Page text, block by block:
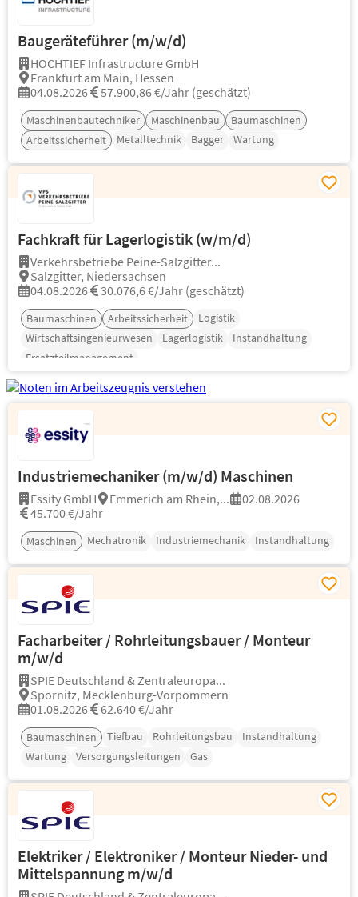
Baugeräteführer (m/w/d)
HOCHTIEF Infrastructure GmbH
Frankfurt am Main, Hessen
04.08.2026
57.900,86 €/Jahr (geschätzt)
Maschinenbautechniker Maschinenbau
Baumaschinen
Arbeitssicherheit
Metalltechnik Bagger Wartung
Fachkraft für Lagerlogistik (w/m/d)
Verkehrsbetriebe Peine-Salzgitter...
Salzgitter, Niedersachsen
04.08.2026
30.076,6 €/Jahr (geschätzt)
Baumaschinen Arbeitssicherheit
Logistik
Wirtschaftsingenieurwesen
Lagerlogistik
Instandhaltung
Ersatzteilmanagement
Industriemechaniker (m/w/d) Maschinen
Essity GmbH Emmerich am Rhein,...
02.08.2026
45.700 €/Jahr
Maschinen Mechatronik Industriemechanik Instandhaltung
Facharbeiter / Rohrleitungsbauer / Monteur
m/w/d
SPIE Deutschland & Zentraleuropa...
Spornitz, Mecklenburg-Vorpommern
01.08.2026
62.640 €/Jahr
Baumaschinen Tiefbau Rohrleitungsbau
Instandhaltung
Wartung
Versorgungsleitungen Gas
Elektriker / Elektroniker / Monteur Nieder- und
Mittelspannung m/w/d